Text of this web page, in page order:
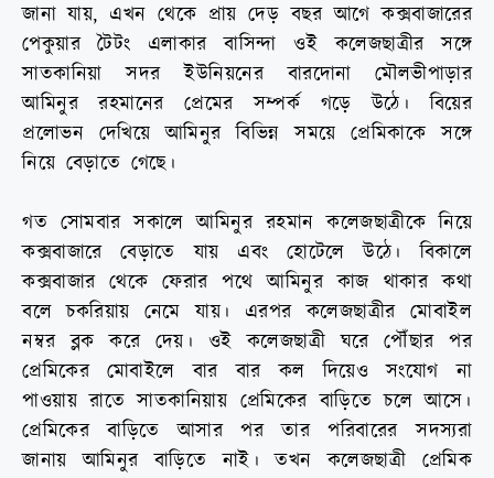
জানা যায়, এখন থেকে প্রায় দেড় বছর আগে কক্সবাজারের
পেকুয়ার টৈটং এলাকার বাসিন্দা ওই কলেজছাত্রীর সঙ্গে
সাতকানিয়া সদর ইউনিয়নের বারদোনা মৌলভীপাড়ার
আমিনুর রহমানের প্রেমের সম্পর্ক গড়ে উঠে। বিয়ের
প্রলোভন দেখিয়ে আমিনুর বিভিন্ন সময়ে প্রেমিকাকে সঙ্গে
নিয়ে বেড়াতে গেছে।
গত সোমবার সকালে আমিনুর রহমান কলেজছাত্রীকে নিয়ে
কক্সবাজারে বেড়াতে যায় এবং হোটেলে উঠে। বিকালে
কক্সবাজার থেকে ফেরার পথে আমিনুর কাজ থাকার কথা
বলে চকরিয়ায় নেমে যায়। এরপর কলেজছাত্রীর মোবাইল
নম্বর ব্লক করে দেয়। ওই কলেজছাত্রী ঘরে পৌঁছার পর
প্রেমিকের মোবাইলে বার বার কল দিয়েও সংযোগ না
পাওয়ায় রাতে সাতকানিয়ায় প্রেমিকের বাড়িতে চলে আসে।
প্রেমিকের বাড়িতে আসার পর তার পরিবারের সদস্যরা
জানায় আমিনুর বাড়িতে নাই। তখন কলেজছাত্রী প্রেমিক